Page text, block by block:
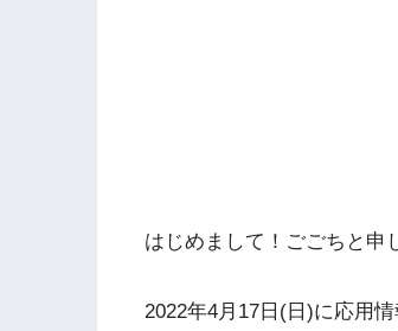
はじめまして！ごごちと申
2022年4月17日(日)に応用